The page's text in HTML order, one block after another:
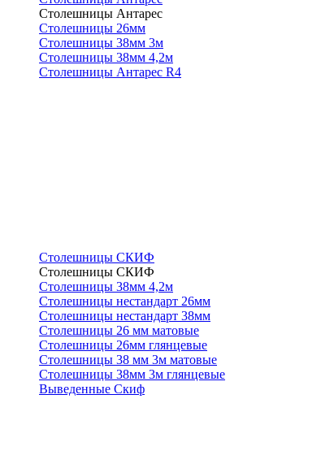
Столешницы Антарес
Столешницы 26мм
Столешницы 38мм 3м
Столешницы 38мм 4,2м
Столешницы Антарес R4
Столешницы СКИФ
Столешницы СКИФ
Столешницы 38мм 4,2м
Столешницы нестандарт 26мм
Столешницы нестандарт 38мм
Столешницы 26 мм матовые
Столешницы 26мм глянцевые
Столешницы 38 мм 3м матовые
Столешницы 38мм 3м глянцевые
Выведенные Скиф